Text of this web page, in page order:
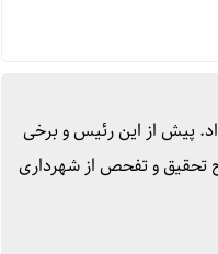
پیش از این رئیس و برخی
تحقیق و تفحص از شهرداری